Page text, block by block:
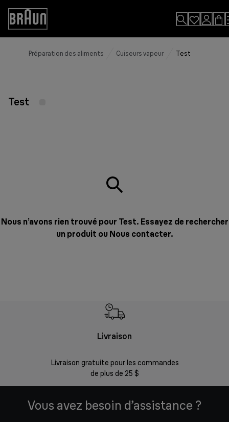
Skip
Content
Accessibility
Statement
Préparation des aliments Cuiseurs vapeur Test
Test
Nous n’avons rien trouvé pour Test. Essayez de rechercher
un produit ou Nous contacter.
Livraison
Livraison gratuite pour les commandes
de plus de 25 $
Vous avez besoin d’assistance ?